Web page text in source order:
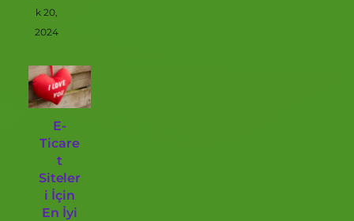
k 20,
2024
E-
Ticare
t
Siteler
i İçin
En İyi